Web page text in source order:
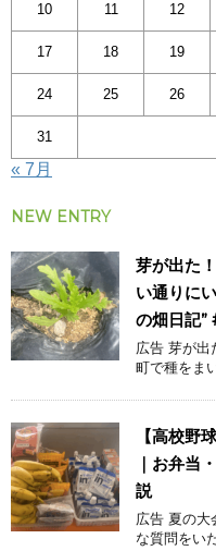
10 11 12
17 18 19
24 25 26
31
« 7月
NEW ENTRY
芽が出た
い通りに
の畑日記”
広告 芽が出
町で種をま
【高校野
｜お弁当
説
広告 夏の大
な質問をい